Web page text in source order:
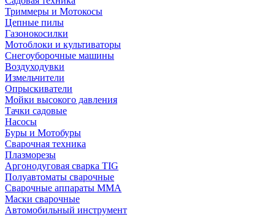
Триммеры и Мотокосы
Цепные пилы
Газонокосилки
Мотоблоки и культиваторы
Снегоуборочные машины
Воздуходувки
Измельчители
Опрыскиватели
Мойки высокого давления
Тачки садовые
Насосы
Буры и Мотобуры
Сварочная техника
Плазморезы
Аргонодуговая сварка TIG
Полуавтоматы сварочные
Сварочные аппараты ММА
Маски сварочные
Автомобильный инструмент